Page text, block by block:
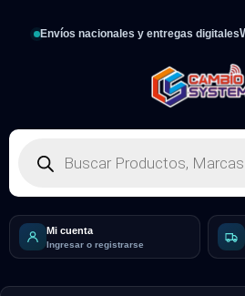
Envíos nacionales y entregas digitales
Mi cuenta
Ingresar o registrarse